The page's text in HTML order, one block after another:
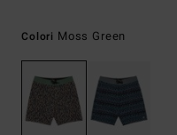
Colori Moss Green